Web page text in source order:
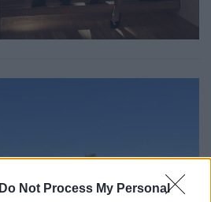
Do Not Process My Personal